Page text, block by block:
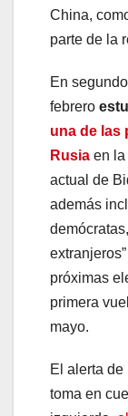
China,
parte de la
En
febrero
una de las
Rusia en la
actual de
además
próximas
primera
mayo.
El alerta
toma en